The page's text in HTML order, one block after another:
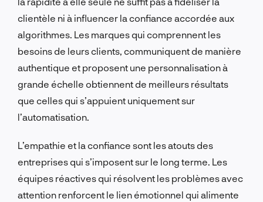
clientèle ni à influencer la confiance accordée aux
algorithmes. Les marques qui comprennent les
besoins de leurs clients, communiquent de manière
authentique et proposent une personnalisation à
grande échelle obtiennent de meilleurs résultats
que celles qui s’appuient uniquement sur
l’automatisation.
L’empathie et la confiance sont les atouts des
entreprises qui s’imposent sur le long terme. Les
équipes réactives qui résolvent les problèmes avec
attention renforcent le lien émotionnel qui alimente